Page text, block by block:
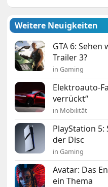
Weitere Neuigkeiten
GTA 6:
Trailer 3?
in Gaming
Elektroauto-
verrückt“
in Mobilität
PlayStation
der Disc
in Gaming
Avatar: Das
ein Thema